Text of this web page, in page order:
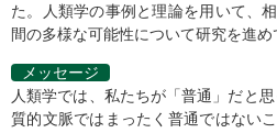
た。人類学の事例と理論を用いて、
間の多様な可能性について研究を進め
メッセージ
人類学では、私たちが「普通」だと
質的文脈ではまったく普通ではない